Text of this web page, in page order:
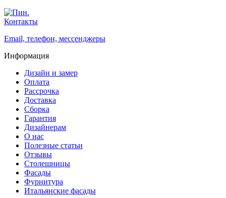
Контакты
Email, телефон, мессенджеры
Информация
Дизайн и замер
Оплата
Рассрочка
Доставка
Сборка
Гарантия
Дизайнерам
О нас
Полезные статьи
Отзывы
Столешницы
Фасады
Фурнитура
Итальянские фасады